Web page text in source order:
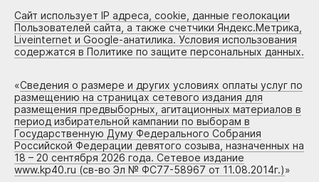
Сайт использует IP адреса, cookie, данные геолокации
Пользователей сайта, а также счетчики Яндекс.Метрика,
Liveinternet и Google-анатилика. Условия использования
содержатся в Политике по защите персональных данных.
«Сведения о размере и других условиях оплаты услуг по
размещению на страницах сетевого издания для
размещения предвыборных, агитационных материалов в
период избирательной кампании по выборам в
Государственную Думу Федерального Собрания
Российской Федерации девятого созыва, назначенных на
18 – 20 сентября 2026 года. Сетевое издание
www.kp40.ru (св-во Эл № ФС77-58967 от 11.08.2014г.)»